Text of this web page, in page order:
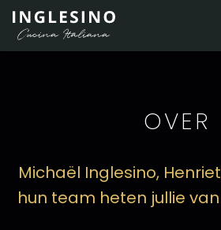
OVER
Michaël Inglesino,
hun team heten jullie